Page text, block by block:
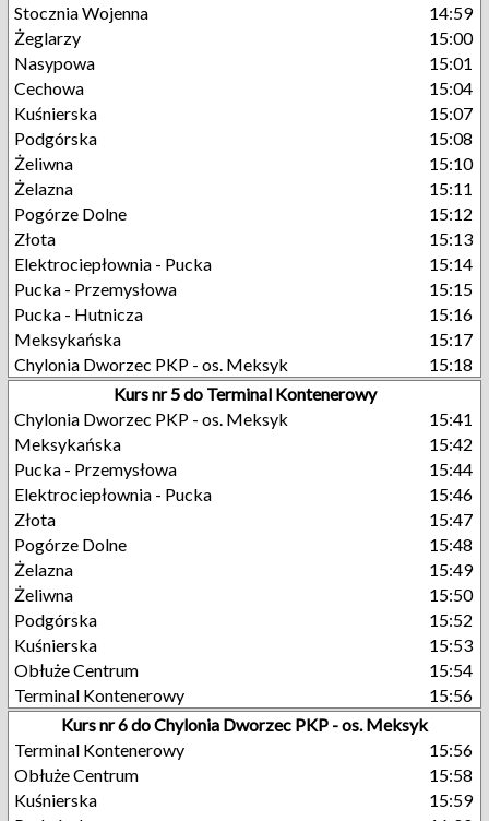
Stocznia Wojenna
14:59
Żeglarzy
15:00
Nasypowa
15:01
Cechowa
15:04
Kuśnierska
15:07
Podgórska
15:08
Żeliwna
15:10
Żelazna
15:11
Pogórze Dolne
15:12
Złota
15:13
Elektrociepłownia - Pucka
15:14
Pucka - Przemysłowa
15:15
Pucka - Hutnicza
15:16
Meksykańska
15:17
Chylonia Dworzec PKP - os. Meksyk
15:18
Kurs nr 5 do Terminal Kontenerowy
Chylonia Dworzec PKP - os. Meksyk
15:41
Meksykańska
15:42
Pucka - Przemysłowa
15:44
Elektrociepłownia - Pucka
15:46
Złota
15:47
Pogórze Dolne
15:48
Żelazna
15:49
Żeliwna
15:50
Podgórska
15:52
Kuśnierska
15:53
Obłuże Centrum
15:54
Terminal Kontenerowy
15:56
Kurs nr 6 do Chylonia Dworzec PKP - os. Meksyk
Terminal Kontenerowy
15:56
Obłuże Centrum
15:58
Kuśnierska
15:59